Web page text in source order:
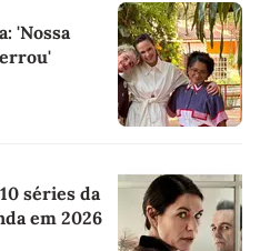
'Nossa
séries da
em 2026